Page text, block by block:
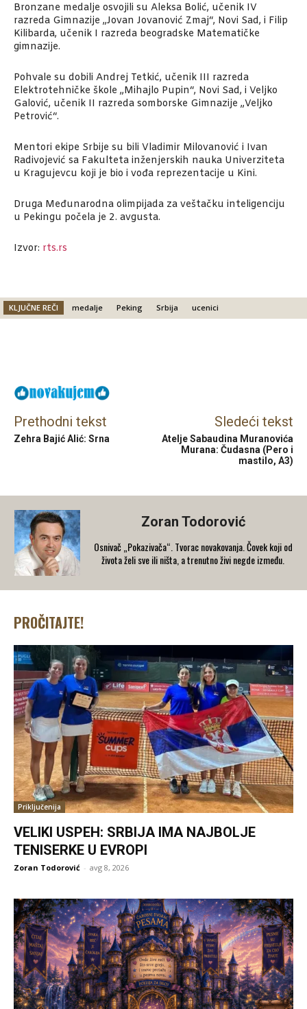
Bronzane medalje osvojili su Aleksa Bolić, učenik IV
razreda Gimnazije „Jovan Jovanović Zmaj“, Novi Sad, i Filip
Kilibarda, učenik I razreda beogradske Matematičke
gimnazije.
Pohvale su dobili Andrej Tetkić, učenik III razreda
Elektrotehničke škole „Mihajlo Pupin“, Novi Sad, i Veljko
Galović, učenik II razreda somborske Gimnazije „Veljko
Petrović“.
Mentori ekipe Srbije su bili Vladimir Milovanović i Ivan
Radivojević sa Fakulteta inženjerskih nauka Univerziteta
u Kragujevcu koji je bio i vođa reprezentacije u Kini.
Druga Međunarodna olimpijada za veštačku inteligenciju
u Pekingu počela je 2. avgusta.
Izvor: rts.rs
KLJUČNE REČI medalje Peking Srbija ucenici
Prethodni tekst
Zehra Bajić Alić: Srna
Sledeći tekst
Atelje Sabaudina Muranovića
Murana: Čudasna (Pero i
mastilo, A3)
Zoran Todorović
Osnivač „Pokazivača“. Tvorac novakovanja. Čovek koji od
života želi sve ili ništa, a trenutno živi negde između.
PROČITAJTE!
Priključenija
VELIKI USPEH: SRBIJA IMA NAJBOLJE
TENISERKE U EVROPI
Zoran Todorović - avg 8, 2026